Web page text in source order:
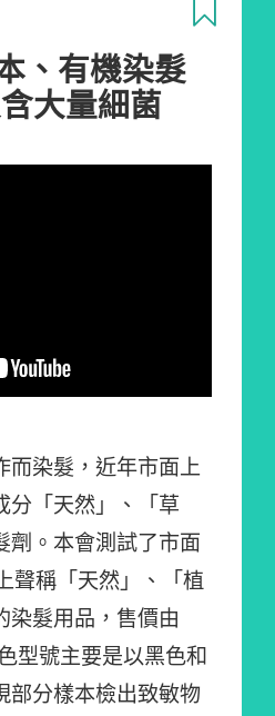
、有機染髮
大量細菌
而染髮，近年市面上
分「天然」、「草
劑。本會測試了市面
聲稱「天然」、「植
染髮用品，售價由
型號主要是以黑色和
部分樣本檢出致敏物